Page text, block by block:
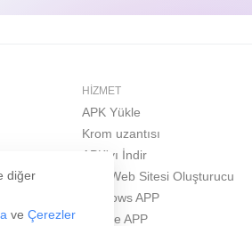
diğer
ve Çerezler
HIZMET
APK Yükle
Krom uzantısı
APK'yı İndir
APK Web Sitesi Oluşturucu
Windows APP
iPhone APP